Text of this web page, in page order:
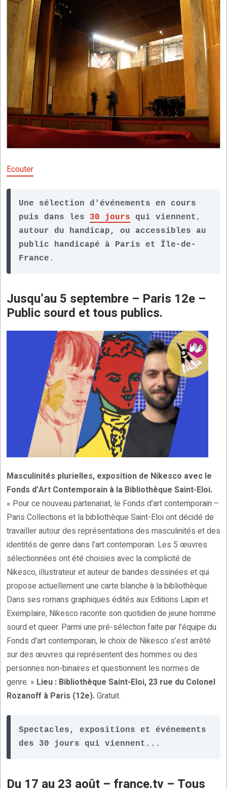
Ecouter
Une sélection d'événements en cours
puis dans les 30 jours qui viennent
autour du handicap, ou accessibles au
public handicapé à Paris et Île-de-
France .
Jusqu’au 5 septembre – Paris 12e –
Public sourd et tous publics.
Masculinités plurielles, exposition de Nikesco avec le
Fonds d’Art Contemporain à la Bibliothèque Saint-Eloi.
« Pour ce nouveau partenariat, le Fonds d’art contemporain –
Paris Collections et la bibliothèque Saint-Eloi ont décidé de
travailler autour des représentations des masculinités et des
identités de genre dans l’art contemporain. Les 5 œuvres
sélectionnées ont été choisies avec la complicité de
Nikesco, illustrateur et auteur de bandes dessinées et qui
propose actuellement une carte blanche à la bibliothèque.
Dans ses romans graphiques édités aux Editions Lapin et
Exemplaire, Nikesco raconte son quotidien de jeune homme
sourd et queer. Parmi une pré-sélection faite par l’équipe du
Fonds d’art contemporain, le choix de Nikesco s’est arrêté
sur des œuvres qui représentent des hommes ou des
personnes non-binaires et questionnent les normes de
genre. » Lieu : Bibliothèque Saint-Eloi, 23 rue du Colonel
Rozanoff à Paris (12e).Gratuit.
Spectacles, expositions et événements
des 30 jours qui viennent...
Du 17 au 23 août – france.tv – Tous